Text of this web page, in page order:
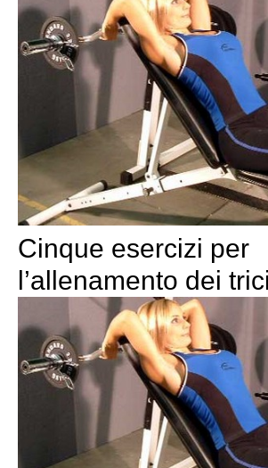
Cinque esercizi per
l’allenamento dei